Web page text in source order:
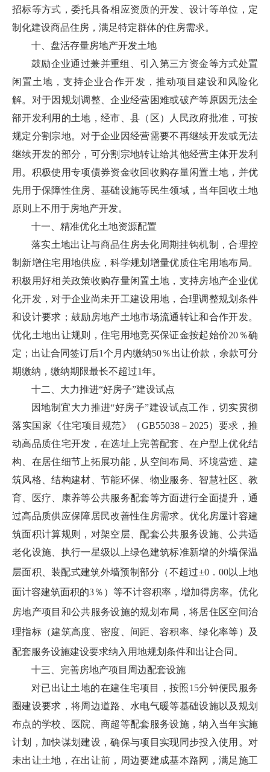
招标等方式，委托具备相应资质的开发、设计等单位，定
制化建设商品住房，满足特定群体的住房需求。
十、盘活存量房地产开发土地
鼓励企业通过兼并重组、引入第三方资金等方式处置
闲置土地，支持企业合作开发，推动项目建设和风险化
解。对于因规划调整、企业经营困难或破产等原因无法全
部开发利用的土地，经市、县（区）人民政府批准，可按
规定分割宗地。对于企业因经营需要不再继续开发或无法
继续开发的部分，可分割宗地转让给其他经营主体开发利
用。积极使用专项债券资金收回收购存量闲置土地，并优
先用于保障性住房、基础设施等民生领域，当年回收土地
原则上不用于房地产开发。
十一、精准优化土地资源配置
落实土地出让与商品住房去化周期挂钩机制，合理控
制新增住宅用地供应，科学规划增量优质住宅用地布局。
积极用好相关政策收购存量闲置土地，支持房地产企业优
化开发，对于企业尚未开工建设用地，合理调整规划条件
和设计要求；鼓励房地产土地市场流通转让和合作开发。
优化土地出让规则，住宅用地竞买保证金按起始价20％确
定；出让合同签订后1个月内缴纳50％出让价款，余款可分
期缴纳，缴纳期限最长不超过1年。
十二、大力推进“好房子”建设试点
因地制宜大力推进“好房子”建设试点工作，切实贯彻
落实国家《住宅项目规范》（GB55038－2025）要求，推
动高品质住宅开发，在选址上完善配套、在户型上优化结
构、在居住细节上拓展功能，从空间布局、环境营造、建
筑风格、结构建材、节能环保、物业服务、智慧社区、教
育、医疗、康养等公共服务配套等方面进行全面提升，通
过高品质供应保障居民改善性住房需求。优化房屋计容建
筑面积计算规则，对架空层、配套公共服务设施、公共适
老化设施、执行一星级以上绿色建筑标准新增的外墙保温
层面积、装配式建筑外墙预制部分（不超过±0．00以上地
面计容建筑面积的3％）等不计容积率，增加得房率。优化
房地产项目和公共服务设施的规划布局，将居住区空间治
理指标（建筑高度、密度、间距、容积率、绿化率等）及
配套服务设施建设要求纳入用地规划条件和出让合同。
十三、完善房地产项目周边配套设施
对已出让土地的在建住宅项目，按照15分钟便民服务
圈建设要求，将周边道路、水电气暖等基础设施以及规划
布点的学校、医院、商超等配套服务设施，纳入当年实施
计划，加快谋划建设，确保与项目实现同步投入使用。对
未出让土地，在出让前，周边要建成基本路网，满足施工